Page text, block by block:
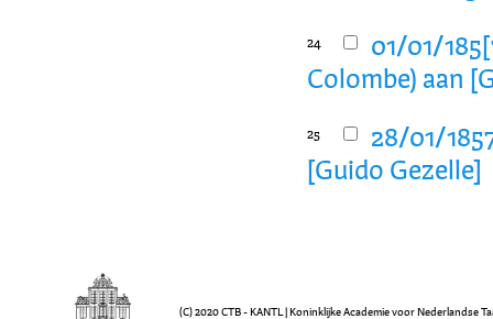
24
01/01/
Colombe) aan
25
28/01/
[Guido Gezelle]
(C) 2020 CTB - KANTL | Koninklijke Academie voor Nederlandse